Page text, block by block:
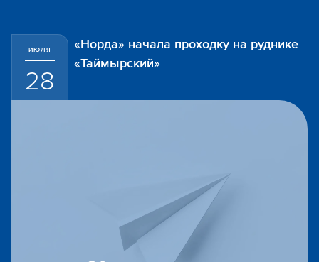
ИЮЛЯ
28
«Норда» начала проходку на руднике
«Таймырский»